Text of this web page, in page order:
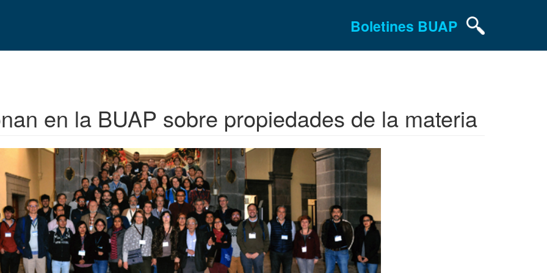
Boletines BUAP
en la BUAP sobre propiedades de la materia